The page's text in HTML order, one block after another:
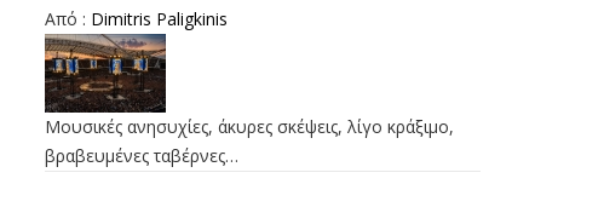
Από : Dimitris Paligkinis
Μουσικές ανησυχίες, άκυρες σκέψεις, λίγο κράξιμο,
βραβευμένες ταβέρνες…